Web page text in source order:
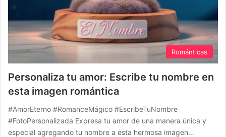
Románticas
Personaliza tu amor: Escribe tu nombre en
esta imagen romántica
#AmorEterno #RomanceMágico #EscribeTuNombre
#FotoPersonalizada Expresa tu amor de una manera única y
especial agregando tu nombre a esta hermosa imagen…